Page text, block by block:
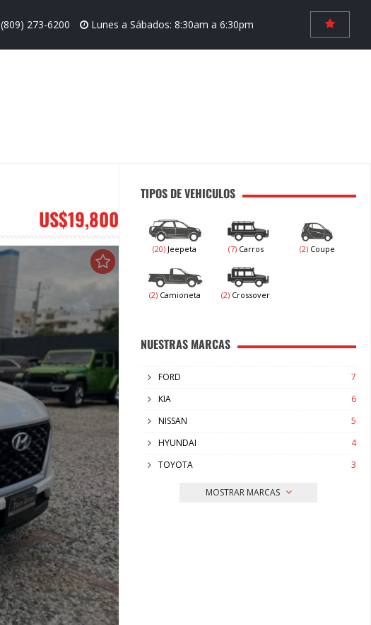
(809) 273-6200 Lunes a Sábados: 8:30am a 6:30pm
US$19,800
TIPOS DE VEHICULOS
(20) Jeepeta (7)Carros (2)Coupe
(2)Camioneta (2) Crossover
NUESTRAS MARCAS
FORD
7
KIA
6
NISSAN
5
HYUNDAI
4
TOYOTA
3
MOSTRAR MARCAS